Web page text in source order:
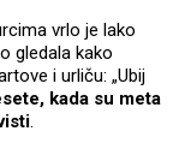
vrlo je lako
gledala kako
i urliču: „Ubij
kada su meta
.